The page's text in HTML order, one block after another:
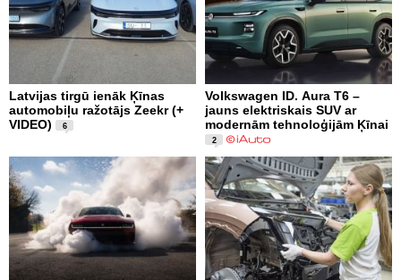
Latvijas tirgū ienāk Ķīnas
automobiļu ražotājs Zeekr (+
VIDEO)
6
Volkswagen ID. Aura T6 –
jauns elektriskais SUV ar
modernām tehnoloģijām Ķīnai
2